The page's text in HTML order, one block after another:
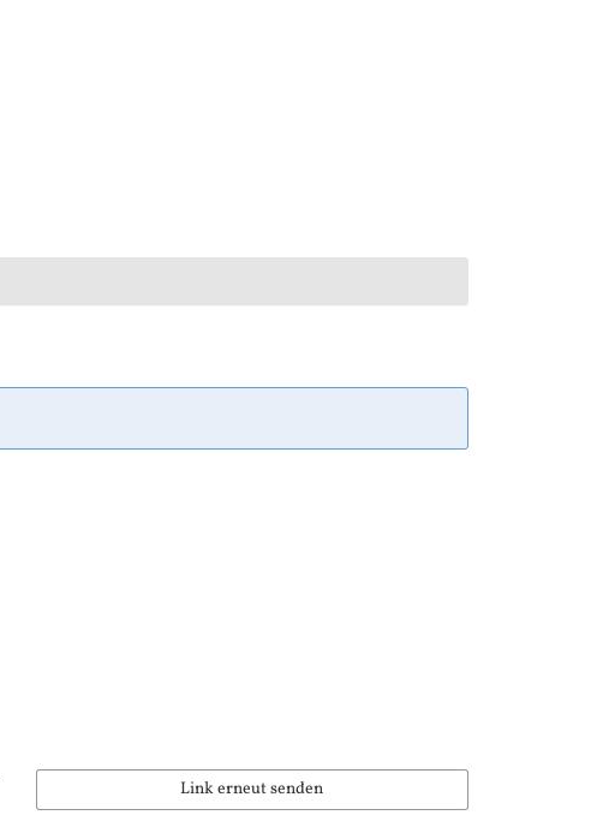
Link erneut senden